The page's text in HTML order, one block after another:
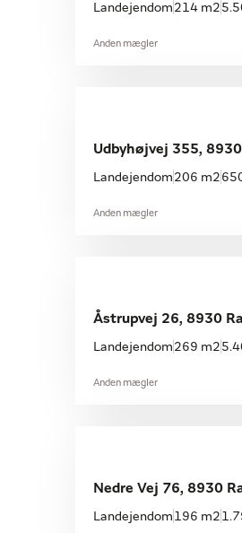
Landejendom 214 m2
Anden mægler
Udbyhøjvej 355,
Landejendom 206 m2
Anden mægler
Åstrupvej 26, 8930
Landejendom 269 m2
Anden mægler
Nedre Vej 76, 8930
Landejendom 196 m2